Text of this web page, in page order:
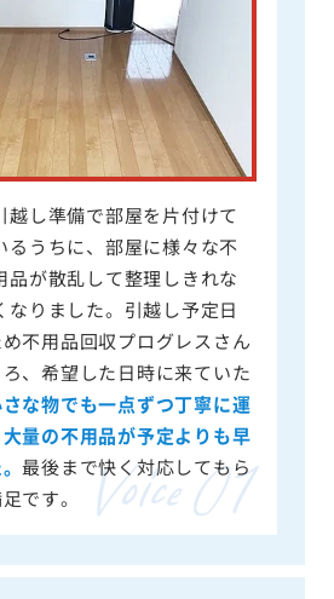
越し準備で部屋を片付けて
るうちに、部屋に様々な不
品が散乱して整理しきれな
なりました。引越し予定日
不用品回収プログレスさん
、希望した日時に来ていた
な物でも一点ずつ丁寧に運
量の不用品が予定よりも早
最後まで快く対応してもら
です。